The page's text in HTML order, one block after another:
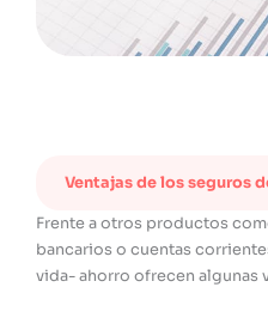
Ventajas de los seguros
Frente a otros productos
bancarios o cuentas
vida- ahorro ofrecen algunas